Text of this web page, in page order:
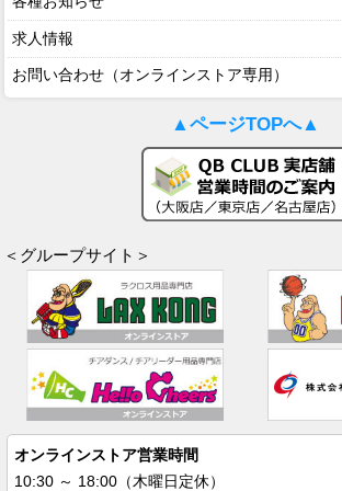
求人情報
お問い合わせ（オンラインストア専用）
▲ページTOPへ▲
＜グループサイト＞
オンラインストア営業時間
10:30 ～ 18:00（木曜日定休）